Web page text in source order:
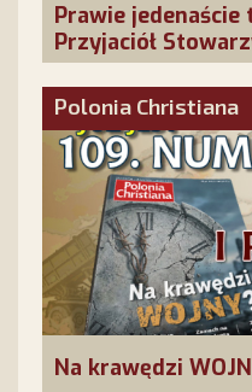
Prawie
Przyjaciół
Salette!
Polonia Christiana
Na krawędzi